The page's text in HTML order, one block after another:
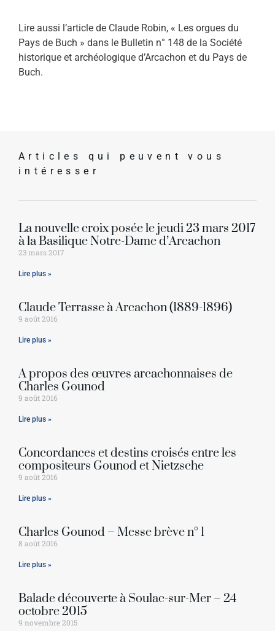
Lire aussi l’article de Claude Robin, « Les orgues du
Pays de Buch » dans le Bulletin n° 148 de la Société
historique et archéologique d’Arcachon et du Pays de
Buch.
Articles qui peuvent vous
intéresser
La nouvelle croix posée le jeudi 23 mars 2017
à la Basilique Notre-Dame d’Arcachon
23 mars 2017
Lire plus »
Claude Terrasse à Arcachon (1889-1896)
9 août 2016
Lire plus »
À propos des œuvres arcachonnaises de
Charles Gounod
9 août 2016
Lire plus »
Concordances et destins croisés entre les
compositeurs Gounod et Nietzsche
9 août 2016
Lire plus »
Charles Gounod – Messe brève n° 1
8 août 2016
Lire plus »
Balade découverte à Soulac-sur-Mer – 24
octobre 2015
9 novembre 2015